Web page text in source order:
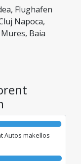
und
„Avram Iancu“
Vorauszahlung
Siebenbürgen
Târgu-
Flughafen
Napoca,
Baia
Autos makellos